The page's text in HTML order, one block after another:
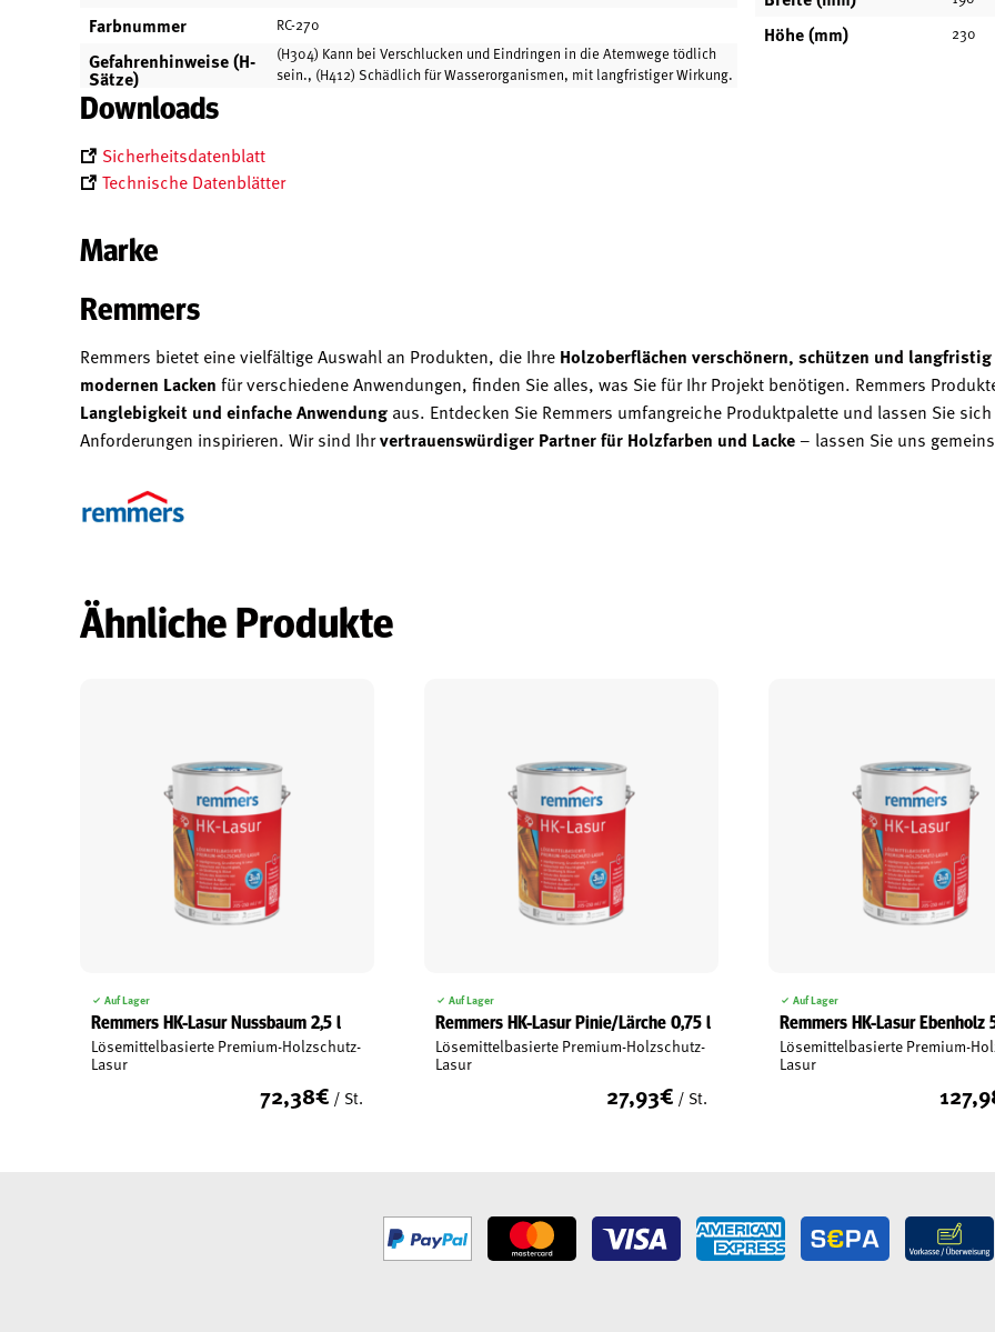
Farbnummer RC-270
Gefahrenhinweise (H-
Sätze)
(H304) Kann bei Verschlucken und Eindringen in die Atemwege tödlich
sein., (H412) Schädlich für Wasserorganismen, mit langfristiger Wirkung.
Höhe (mm) 230
Downloads
Sicherheitsdatenblatt
Technische Datenblätter
Marke
Remmers
Remmers bietet eine vielfältige Auswahl an Produkten, die Ihre Holzoberflächen verschönern, schützen und langfristig
modernen Lacken für verschiedene Anwendungen, finden Sie alles, was Sie für Ihr Projekt benötigen. Remmers
Langlebigkeit und einfache Anwendung aus. Entdecken Sie Remmers umfangreiche Produktpalette und lassen Sie
Anforderungen inspirieren. Wir sind Ihrvertrauenswürdiger Partner für Holzfarben und Lacke– lassen Sie uns
Ähnliche Produkte
Auf Lager
Remmers HK-Lasur Nussbaum 2,5 l
Lösemittelbasierte Premium-Holzschutz-
Lasur
72,38€ / St.
Auf Lager
Remmers HK-Lasur Pinie/Lärche 0,75 l
Lösemittelbasierte Premium-Holzschutz-
Lasur
27,93€ / St.
Auf Lager
Remmers HK-Lasur Ebenholz
Lösemittelbasierte Premium-
Lasur